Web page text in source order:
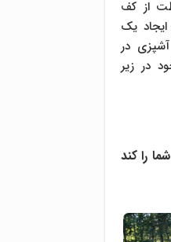
از کف
ایجاد یک
در
در زیر
را کند